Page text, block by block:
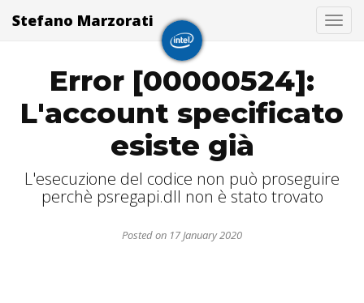
Stefano Marzorati
Error [00000524]:
L'account specificato
esiste già
L'esecuzione del codice non può proseguire
perchè psregapi.dll non è stato trovato
Posted on 17 January 2020